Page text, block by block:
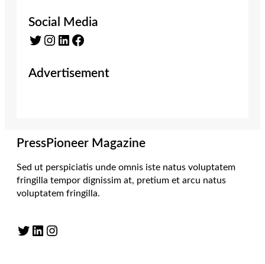
Social Media
Twitter Instagram LinkedIn Facebook
Advertisement
PressPioneer Magazine
Sed ut perspiciatis unde omnis iste natus voluptatem
fringilla tempor dignissim at, pretium et arcu natus
voluptatem fringilla.
Twitter LinkedIn Instagram